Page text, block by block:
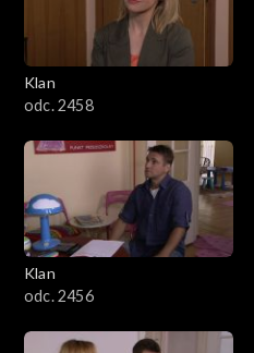
Klan
odc. 2458
Klan
odc. 2456